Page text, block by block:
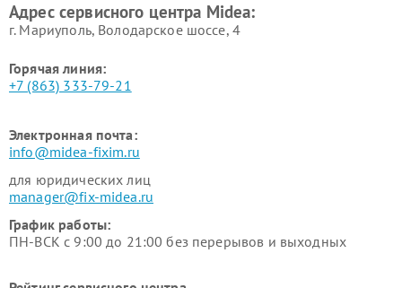
Midea
Адрес сервисного центра Midea:
г. Мариуполь, Володарское шоссе, 4
Горячая линия:
+7 (863) 333-79-21
Электронная почта:
info@midea-fixim.ru
для юридических лиц
manager@fix-midea.ru
График работы:
ПН-ВСК с 9:00 до 21:00 без перерывов и выходных